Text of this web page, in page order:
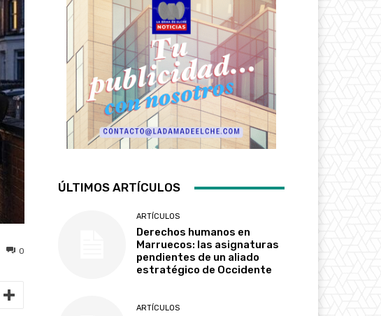
0
ÚLTIMOS ARTÍCULOS
ARTÍCULOS
Derechos humanos en
Marruecos: las asignaturas
pendientes de un aliado
estratégico de Occidente
ARTÍCULOS